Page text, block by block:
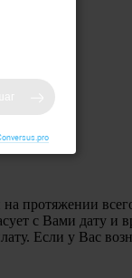
протяжении
с Вами дату и
Если у Вас